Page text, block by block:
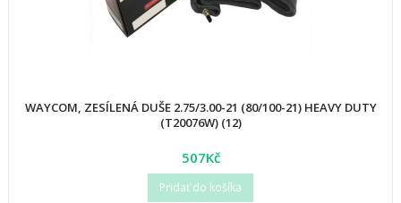
WAYCOM, ZESÍLENÁ DUŠE 2.75/3.00-21 (80/100-21) HEAVY DUTY
(T20076W) (12)
507Kč
Pridať do košíka